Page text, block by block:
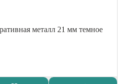
металл 21 мм темное